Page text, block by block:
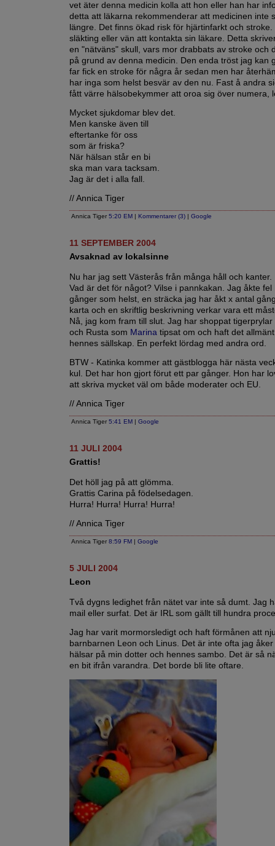
vet äter denna medicin kolla att hon eller han har
detta att läkarna rekommenderar att medicinen inte
längre. Det finns ökad risk för hjärtinfarkt och stroke.
släkting eller vän att kontakta sin läkare. Detta
en "nätväns" skull, vars mor drabbats av stroke och
på grund av denna medicin. Den enda tröst jag kan
far fick en stroke för några år sedan men har
har inga som helst besvär av den nu. Fast å andra
fått värre hälsobekymmer att oroa sig över numera,
Mycket sjukdomar blev det.
Men kanske även till
eftertanke för oss
som är friska?
När hälsan står en bi
ska man vara tacksam.
Jag är det i alla fall.
// Annica Tiger
Annica Tiger 5:20 EM | Kommentarer (3) | Google
11 SEPTEMBER 2004
Avsaknad av lokalsinne
Nu har jag sett Västerås från många håll och kanter.
Vad är det för något? Vilse i pannkakan. Jag åkte fel
gånger som helst, en sträcka jag har åkt x antal
karta och en skriftlig beskrivning verkar vara ett
Nå, jag kom fram till slut. Jag har shoppat tigerprylar
och Rusta som Marina tipsat om och haft det
hennes sällskap. En perfekt lördag med andra ord.
BTW - Katinka kommer att gästblogga här nästa
kul. Det har hon gjort förut ett par gånger. Hon har
att skriva mycket väl om både moderater och EU.
// Annica Tiger
Annica Tiger 5:41 EM | Google
11 JULI 2004
Grattis!
Det höll jag på att glömma.
Grattis Carina på födelsedagen.
Hurra! Hurra! Hurra! Hurra!
// Annica Tiger
Annica Tiger 8:59 FM | Google
5 JULI 2004
Leon
Två dygns ledighet från nätet var inte så dumt. Jag
mail eller surfat. Det är IRL som gällt till hundra
Jag har varit mormorsledigt och haft förmånen att
barnbarnen Leon och Linus. Det är inte ofta jag
hälsar på min dotter och hennes sambo. Det är så
en bit ifrån varandra. Det borde bli lite oftare.